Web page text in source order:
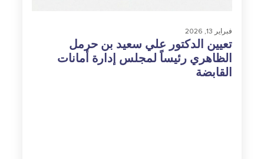
فبراير 13, 2026
تعيين الدكتور علي سعيد بن حرمل
الظاهري رئيساً لمجلس إدارة أمانات
القابضة